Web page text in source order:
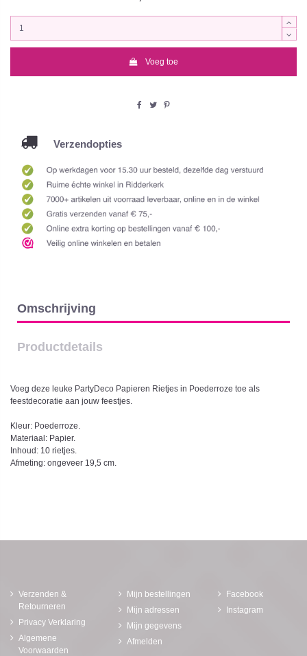
Voeg toe
Verzendopties
Omschrijving
Productdetails
Voeg deze leuke PartyDeco Papieren Rietjes in Poederroze toe als
feestdecoratie aan jouw feestjes.
Kleur: Poederroze.
Materiaal: Papier.
Inhoud: 10 rietjes.
Afmeting: ongeveer 19,5 cm.
Verzenden &
Retourneren
Privacy Verklaring
Algemene
Voorwaarden
Mijn bestellingen
Mijn adressen
Mijn gegevens
Afmelden
Facebook
Instagram